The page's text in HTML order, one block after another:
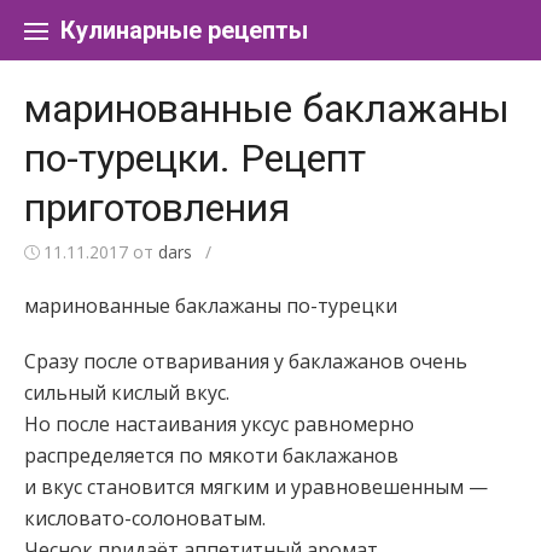
Кулинарные рецепты
маринованные баклажаны
по-турецки. Рецепт
приготовления
11.11.2017 от dars /
маринованные баклажаны по-турецки
Сразу после отваривания у баклажанов очень
сильный кислый вкус.
Но после настаивания уксус равномерно
распределяется по мякоти баклажанов
и вкус становится мягким и уравновешенным —
кисловато-солоноватым.